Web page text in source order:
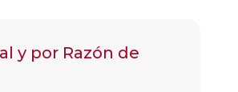
y por Razón de